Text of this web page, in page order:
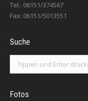
Tel.: 06151/374567
Fax: 06151/5013551
Suche
Fotos